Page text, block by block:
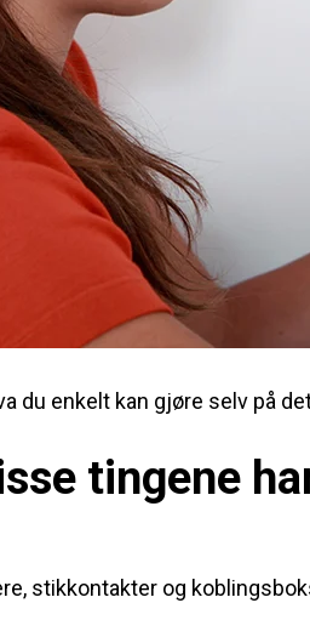
du enkelt kan gjøre selv på
tingene
stikkontakter og